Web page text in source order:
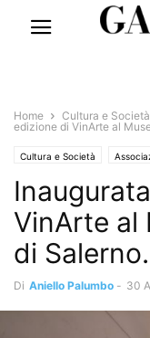
Home Cultura e Società
edizione di VinArte al
Cultura e Società
Mangiare sano
VinArte al
di Salerno.
Di Aniello Palumbo - 30